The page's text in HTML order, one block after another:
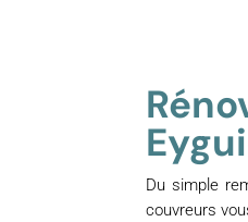
Du simple
couvreurs